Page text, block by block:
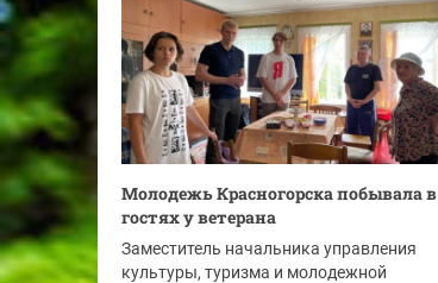
Молодежь Красногорска побывала в
гостях у ветерана
Заместитель начальника управления
культуры, туризма и молодежной